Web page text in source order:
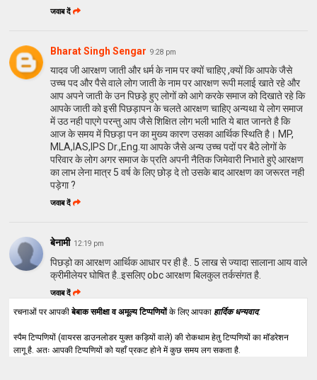
जवाब दें
Bharat Singh Sengar 9:28 pm
यादव जी आरक्षण जाती और धर्म के नाम पर क्यों चाहिए ,क्यों कि आपके जैसे
उच्च पद और पैसे वाले लोग जाती के नाम पर आरक्षण रूपी मलाई खाते रहे और
आप अपने जाती के उन पिछड़े हुए लोगों को आगे करके समाज को दिखाते रहे कि
आपके जाती को इसी पिछड़ापन के चलते आरक्षण चाहिए अन्यथा ये लोग समाज
में उठ नही पाएगे परन्तु आप जैसे शिक्षित लोग भली भाति ये बात जानते है कि
आज के समय में पिछड़ा पन का मुख्य कारण उसका आर्थिक स्थिति है। MP,
MLA,IAS,IPS Dr.,Eng.या आपके जैसे अन्य उच्च पदों पर बैठे लोगों के
परिवार के लोग अगर समाज के प्रति अपनी नैतिक जिमेवारी निभाते हुऐ आरक्षण
का लाभ लेना मात्र 5 वर्ष के लिए छोड़ दे तो उसके बाद आरक्षण का जरूरत नही
पड़ेगा ?
जवाब दें
बेनामी 12:19 pm
पिछड़ो का आरक्षण आर्थिक आधार पर ही है.. 5 लाख से ज्यादा सालाना आय वाले
क्रीमीलेयर घोषित है..इसलिए obc आरक्षण बिलकुल तर्कसंगत है.
जवाब दें
रचनाओं पर आपकीबेबाक समीक्षा व अमूल्य टिप्पणियोंके लिए आपका हार्दिक धन्यवाद.
स्पैम टिप्पणियों (वायरस डाउनलोडर युक्त कड़ियों वाले) की रोकथाम हेतु टिप्पणियों का मॉडरेशन
लागू है. अतः आपकी टिप्पणियों को यहाँ प्रकट होने में कुछ समय लग सकता है.